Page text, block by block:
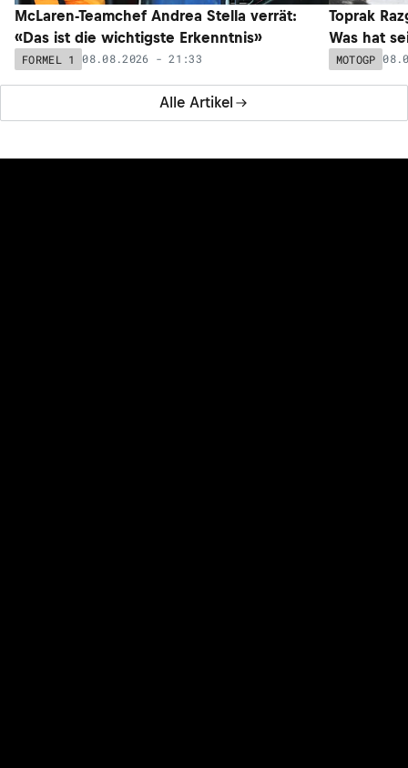
Alle Artikel
McLaren-Teamchef Andrea Stella verrät:
«Das ist die wichtigste Erkenntnis»
FORMEL 1 08.08.2026 - 21:33
Toprak
Was hat
MOTOGP